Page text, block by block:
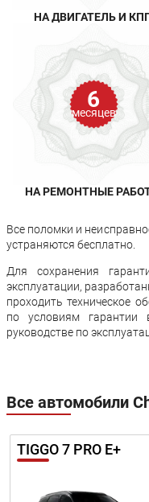
НА ДВИГАТЕЛЬ И
6
месяцев
НА РЕМОНТНЫЕ
Все поломки и
устраняются бесплатно.
Для сохранения
эксплуатации,
проходить техническое
по условиям
руководстве по
Все автомобили
TIGGO 7 PRO E+